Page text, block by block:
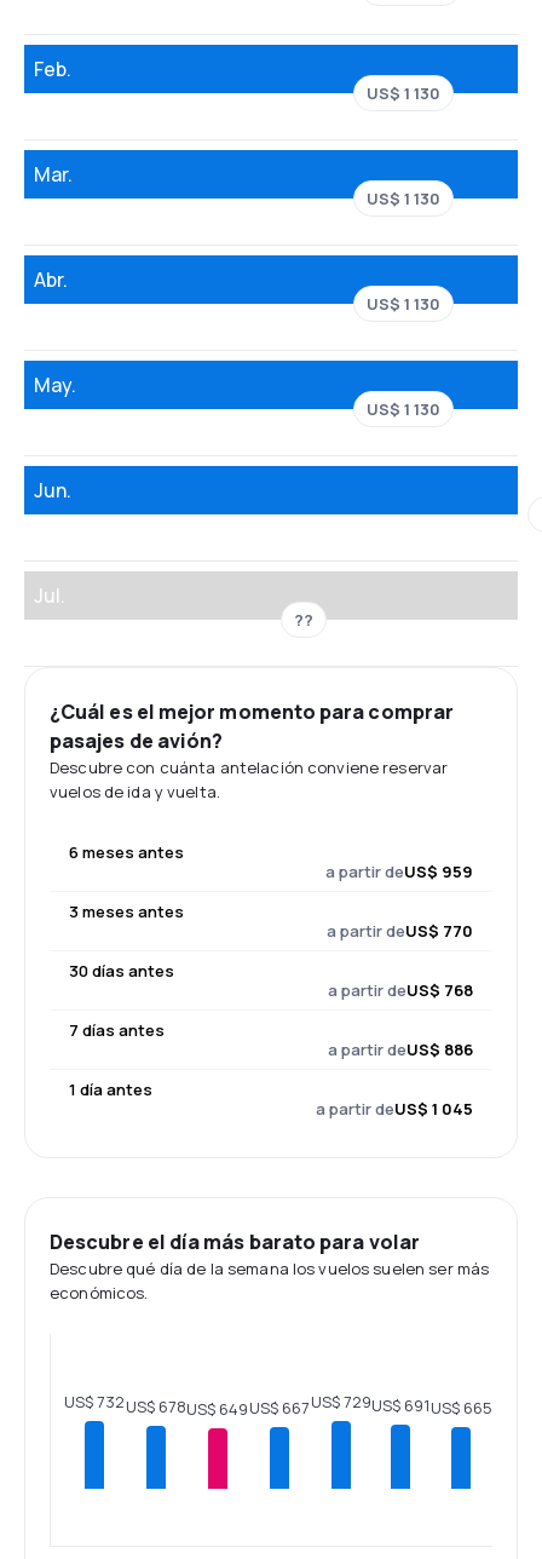
Feb.
US$ 1 130
Mar.
US$ 1 130
Abr.
US$ 1 130
May.
US$ 1 130
Jun.
Jul.
??
¿Cuál es el mejor momento para comprar
pasajes de avión?
Descubre con cuánta antelación conviene reservar
vuelos de ida y vuelta.
6 meses antes
a partir deUS$ 959
3 meses antes
a partir deUS$ 770
30 días antes
a partir deUS$ 768
7 días antes
a partir deUS$ 886
1 día antes
a partir deUS$ 1 045
Descubre el día más barato para volar
Descubre qué día de la semana los vuelos suelen ser más
económicos.
US$ 732US$ 678US$ 649US$ 667US$ 729US$ 691US$ 665